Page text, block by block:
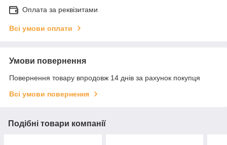
Оплата за реквізитами
Всі умови оплати
Умови повернення
Повернення товару впродовж 14 днів за рахунок покупця
Всі умови повернення
Подібні товари компанії